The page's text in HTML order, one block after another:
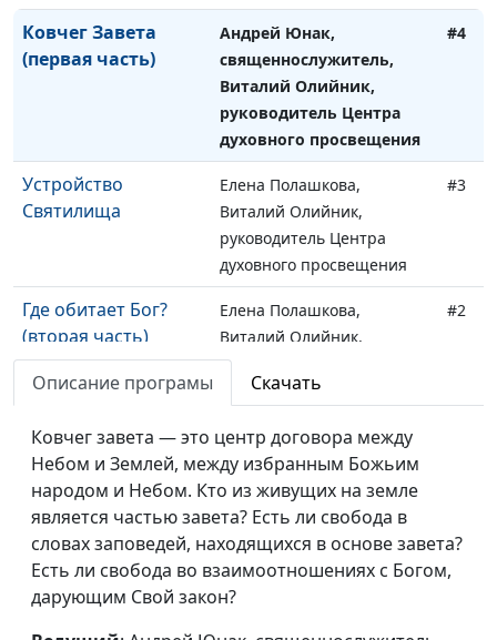
Ковчег Завета
(первая часть)
Андрей Юнак,
священнослужитель,
Виталий Олийник,
руководитель Центра
духовного просвещения
#4
Устройство
Святилища
Елена Полашкова,
Виталий Олийник,
руководитель Центра
духовного просвещения
#3
Где обитает Бог?
(вторая часть)
Елена Полашкова,
Виталий Олийник,
руководитель Центра
духовного просвещения
#2
Где обитает Бог?
(первая часть)
Елена Полашкова,
Виталий Олийник,
руководитель Центра
духовного просвещения
Описание програмы Скачать
Ковчег завета — это центр договора между
Небом и Землей, между избранным Божьим
народом и Небом. Кто из живущих на земле
является частью завета? Есть ли свобода в
словах заповедей, находящихся в основе завета?
Есть ли свобода во взаимоотношениях с Богом,
дарующим Свой закон?